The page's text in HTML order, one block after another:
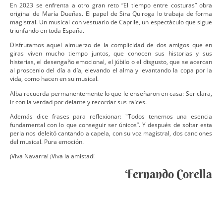
En 2023 se enfrenta a otro gran reto “El tiempo entre costuras” obra
original de María Dueñas. El papel de Sira Quiroga lo trabaja de forma
magistral. Un musical con vestuario de Caprile, un espectáculo que sigue
triunfando en toda España.
Disfrutamos aquel almuerzo de la complicidad de dos amigos que en
giras viven mucho tiempo juntos, que conocen sus historias y sus
histerias, el desengaño emocional, el júbilo o el disgusto, que se acercan
al proscenio del día a día, elevando el alma y levantando la copa por la
vida, como hacen en su musical.
Alba recuerda permanentemente lo que le enseñaron en casa: Ser clara,
ir con la verdad por delante y recordar sus raíces.
Además dice frases para reflexionar: "Todos tenemos una esencia
fundamental con lo que conseguir ser únicos”. Y después de soltar esta
perla nos deleitó cantando a capela, con su voz magistral, dos canciones
del musical. Pura emoción.
¡Viva Navarra! ¡Viva la amistad!
Fernando Corella